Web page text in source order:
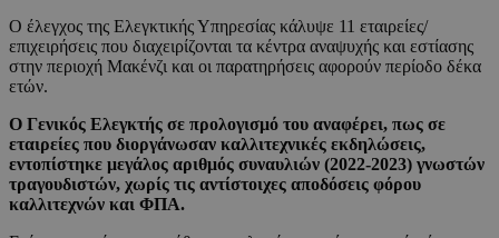
Ο έλεγχος της Ελεγκτικής Υπηρεσίας κάλυψε 11 εταιρείες/
επιχειρήσεις που διαχειρίζονται τα κέντρα αναψυχής και εστίασης
στην περιοχή Μακένζι και οι παρατηρήσεις αφορούν περίοδο δέκα
ετών.
Ο Γενικός Ελεγκτής σε προλογισμό του αναφέρει, πως σε
εταιρείες που διοργάνωσαν καλλιτεχνικές εκδηλώσεις,
εντοπίστηκε μεγάλος αριθμός συναυλιών (2022-2023) γνωστών
τραγουδιστών, χωρίς τις αντίστοιχες αποδόσεις φόρου
καλλιτεχνών και ΦΠΑ.